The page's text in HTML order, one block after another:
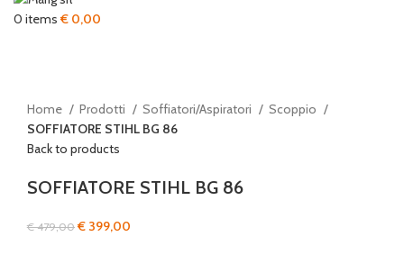
0 items € 0,00
Click to enlarge
Home Prodotti Soffiatori/Aspiratori
Scoppio
SOFFIATORE STIHL BG 86
Back to products
SOFFIATORE STIHL BG 86
€479,00Il€ 399,00